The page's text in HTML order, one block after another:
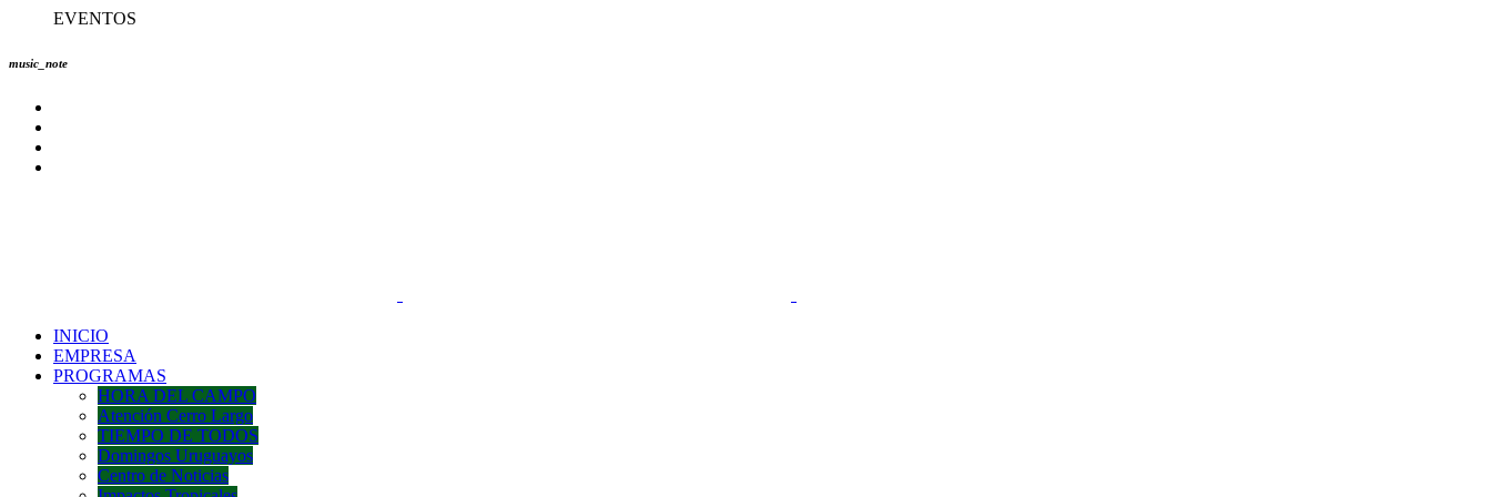
EVENTOS
music_note
INICIO
EMPRESA
PROGRAMAS
HORA DEL CAMPO
Atención Cerro Largo
TIEMPO DE TODOS
Domingos Uruguayos
Centro de Noticias